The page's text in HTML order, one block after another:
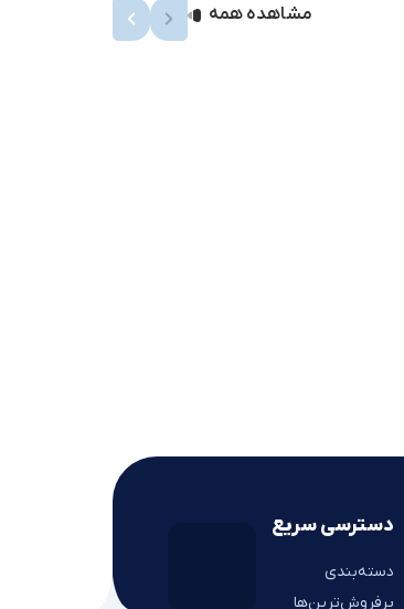
مشاهده همه
دسترسی سریع
دسته‌بندی
پرفروش‌ترین‌ها